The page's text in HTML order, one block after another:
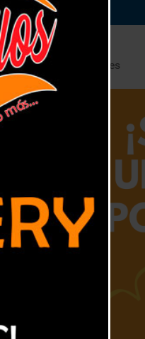
en redes sociales